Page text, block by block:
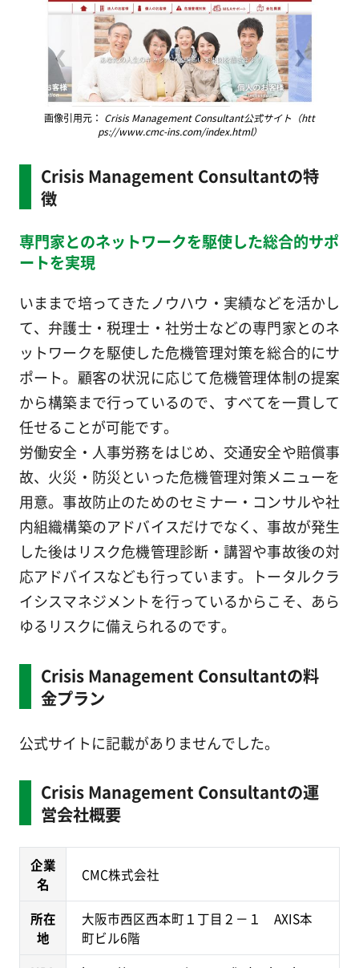
画像引用元： Crisis Management Consultant公式サイト（htt
ps://www.cmc-ins.com/index.html）
Crisis Management Consultantの特
徴
専門家とのネットワークを駆使した総合的サポ
ートを実現
いままで培ってきたノウハウ・実績などを活かし
て、弁護士・税理士・社労士などの専門家とのネ
ットワークを駆使した危機管理対策を総合的にサ
ポート。顧客の状況に応じて危機管理体制の提案
から構築まで行っているので、すべてを一貫して
任せることが可能です。
労働安全・人事労務をはじめ、交通安全や賠償事
故、火災・防災といった危機管理対策メニューを
用意。事故防止のためのセミナー・コンサルや社
内組織構築のアドバイスだけでなく、事故が発生
した後はリスク危機管理診断・講習や事故後の対
応アドバイスなども行っています。トータルクラ
イシスマネジメントを行っているからこそ、あら
ゆるリスクに備えられるのです。
Crisis Management Consultantの料
金プラン
公式サイトに記載がありませんでした。
Crisis Management Consultantの運
営会社概要
企業
名
CMC株式会社
所在
地
大阪市西区西本町１丁目２－１ AXIS本
町ビル6階